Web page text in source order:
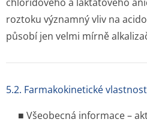
roztoku významný vliv na
působí jen velmi mírně
5.2. Farmakokinetické
■ Všeobecná informace –